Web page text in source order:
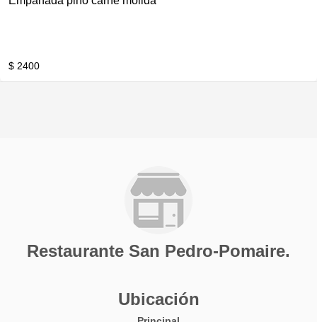
$ 2400
Restaurante San Pedro-Pomaire.
Ubicación